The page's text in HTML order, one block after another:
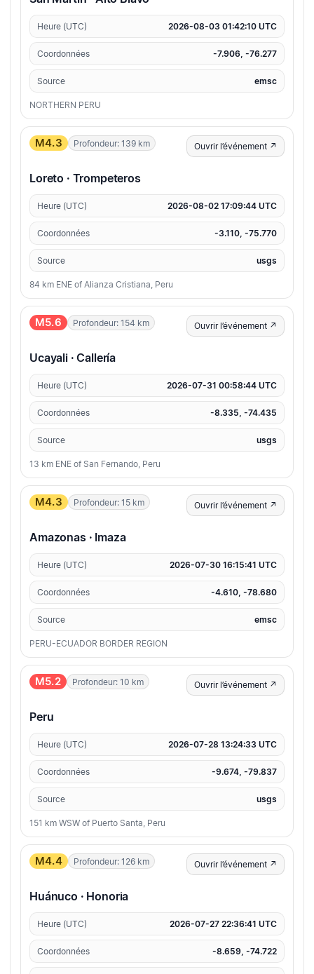
Heure (UTC) 2026-08-03 01:42:10 UTC
Coordonnées -7.906, -76.277
Source emsc
NORTHERN PERU
M4.3 Profondeur: 139 km Ouvrir l’événement ↗
Loreto · Trompeteros
Heure (UTC) 2026-08-02 17:09:44 UTC
Coordonnées -3.110, -75.770
Source usgs
84 km ENE of Alianza Cristiana, Peru
M5.6 Profondeur: 154 km Ouvrir l’événement ↗
Ucayali · Callería
Heure (UTC) 2026-07-31 00:58:44 UTC
Coordonnées -8.335, -74.435
Source usgs
13 km ENE of San Fernando, Peru
M4.3 Profondeur: 15 km Ouvrir l’événement ↗
Amazonas · Imaza
Heure (UTC) 2026-07-30 16:15:41 UTC
Coordonnées -4.610, -78.680
Source emsc
PERU-ECUADOR BORDER REGION
M5.2 Profondeur: 10 km Ouvrir l’événement ↗
Peru
Heure (UTC) 2026-07-28 13:24:33 UTC
Coordonnées -9.674, -79.837
Source usgs
151 km WSW of Puerto Santa, Peru
M4.4 Profondeur: 126 km Ouvrir l’événement ↗
Huánuco · Honoria
Heure (UTC) 2026-07-27 22:36:41 UTC
Coordonnées -8.659, -74.722